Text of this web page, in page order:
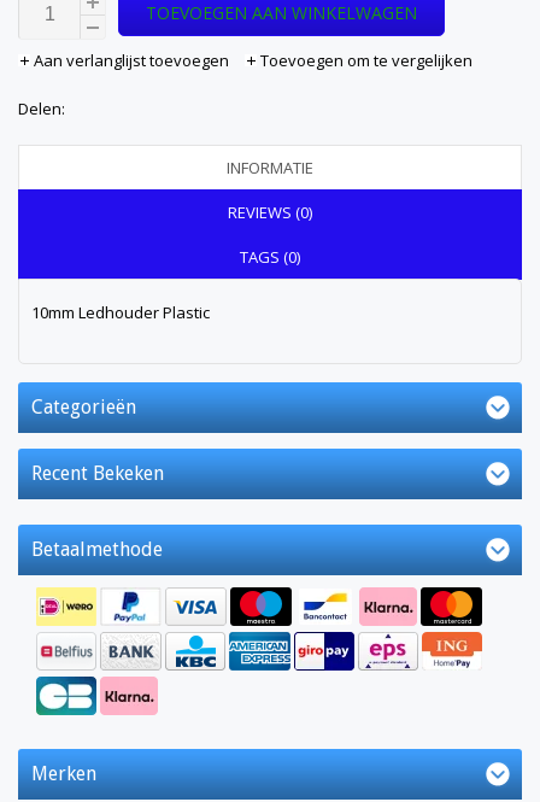
TOEVOEGEN AAN WINKELWAGEN
Aan verlanglijst toevoegen Toevoegen om te vergelijken
Delen:
INFORMATIE
REVIEWS (0)
TAGS (0)
10mm Ledhouder Plastic
Categorieën
Recent Bekeken
Betaalmethode
Merken